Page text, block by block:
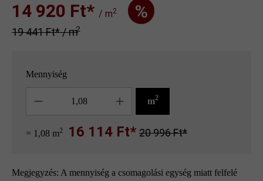
14 920 Ft‎‎‎* / m2 %
19 441 Ft‎‎‎* / m2
Mennyiség
m2
= 1,08 m2 16 114 Ft* 20 996 Ft*
Megjegyzés: A mennyiség a csomagolási egység miatt felfelé